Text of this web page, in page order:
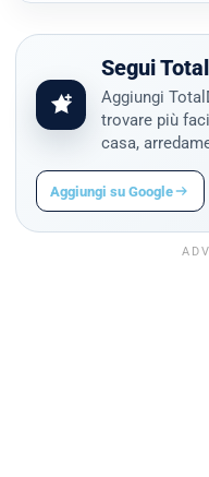
Segui
Aggiungi
trovare più
casa,
Aggiungi su Google